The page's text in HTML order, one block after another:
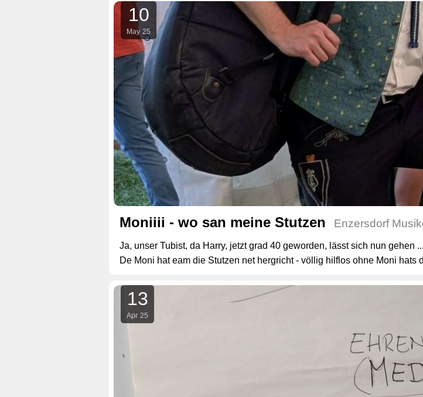
10
May 25
Moniiii - wo san meine Stutzen Enzersdorf
Ja, unser Tubist, da Harry, jetzt grad 40 geworden, lässt sich nun gehen ...
De Moni hat eam die Stutzen net hergricht - völlig hilflos ohne Moni hats
13
Apr 25